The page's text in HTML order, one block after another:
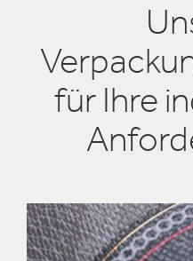
für Ihre